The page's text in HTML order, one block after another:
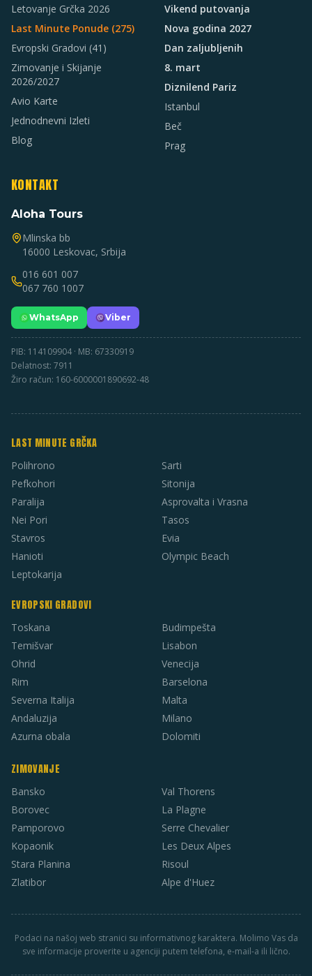
Letovanje Grčka 2026
Last Minute Ponude (275)
Evropski Gradovi (41)
Zimovanje i Skijanje
2026/2027
Avio Karte
Jednodnevni Izleti
Blog
Vikend putovanja
Nova godina 2027
Dan zaljubljenih
8. mart
Diznilend Pariz
Istanbul
Beč
Prag
KONTAKT
Aloha Tours
Mlinska bb
16000 Leskovac, Srbija
016 601 007
067 760 1007
WhatsApp Viber
PIB: 114109904 · MB: 67330919
Delatnost: 7911
Žiro račun: 160-6000001890692-48
LAST MINUTE GRČKA
Polihrono
Pefkohori
Paralija
Nei Pori
Stavros
Hanioti
Leptokarija
Sarti
Sitonija
Asprovalta i Vrasna
Tasos
Evia
Olympic Beach
EVROPSKI GRADOVI
Toskana
Temišvar
Ohrid
Rim
Severna Italija
Andaluzija
Azurna obala
Budimpešta
Lisabon
Venecija
Barselona
Malta
Milano
Dolomiti
ZIMOVANJE
Bansko
Borovec
Pamporovo
Kopaonik
Stara Planina
Zlatibor
Val Thorens
La Plagne
Serre Chevalier
Les Deux Alpes
Risoul
Alpe d'Huez
Podaci na našoj web stranici su informativnog karaktera. Molimo Vas da
sve informacije proverite u agenciji putem telefona, e-mail-a ili lično.